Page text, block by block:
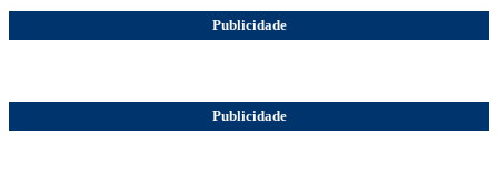
Publicidade
Publicidade